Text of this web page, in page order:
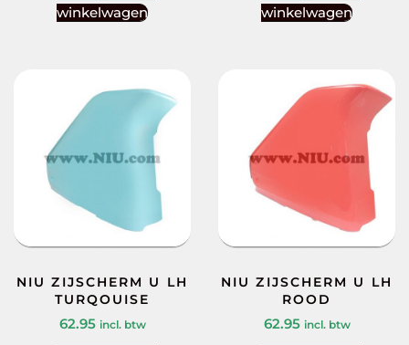
winkelwagen
winkelwagen
NIU ZIJSCHERM U LH
TURQOUISE
62.95 incl. btw
NIU ZIJSCHERM U LH
ROOD
62.95 incl. btw